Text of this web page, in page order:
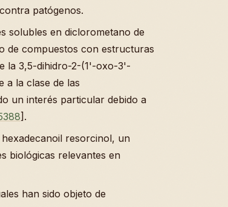
patógenos.
solubles en diclorometano de
de compuestos con estructuras
la 3,5-dihidro-2-(1'-oxo-3'-
a la clase de las
un interés particular debido a
].
resorcinol, un
biológicas relevantes en
han sido objeto de